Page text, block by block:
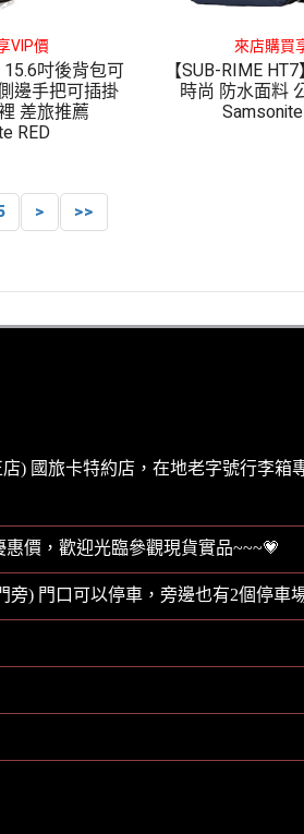
VIP價
15.6吋後背包可
邊手把可插掛
差旅推薦
RED
來店購買
【SUB-RIME
時尚 防水面料
> >>
) 國旅卡特約店，在地老字號行李
價，歡迎光臨參觀現貨實品~~~💗
) 門口可以停車，旁邊也有2個停車